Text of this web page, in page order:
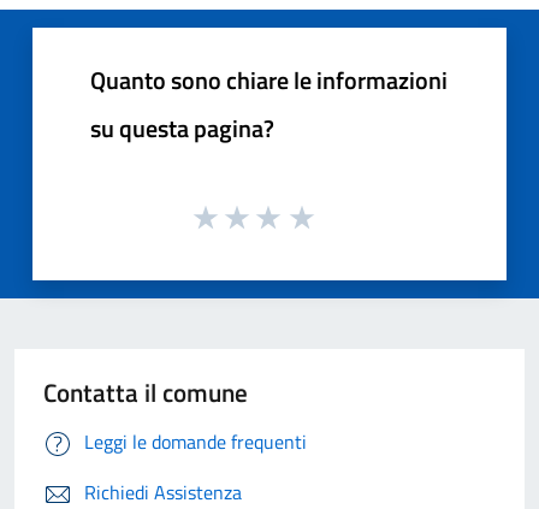
Quanto sono chiare le informazioni
su questa pagina?
Contatta il comune
Leggi le domande frequenti
Richiedi Assistenza